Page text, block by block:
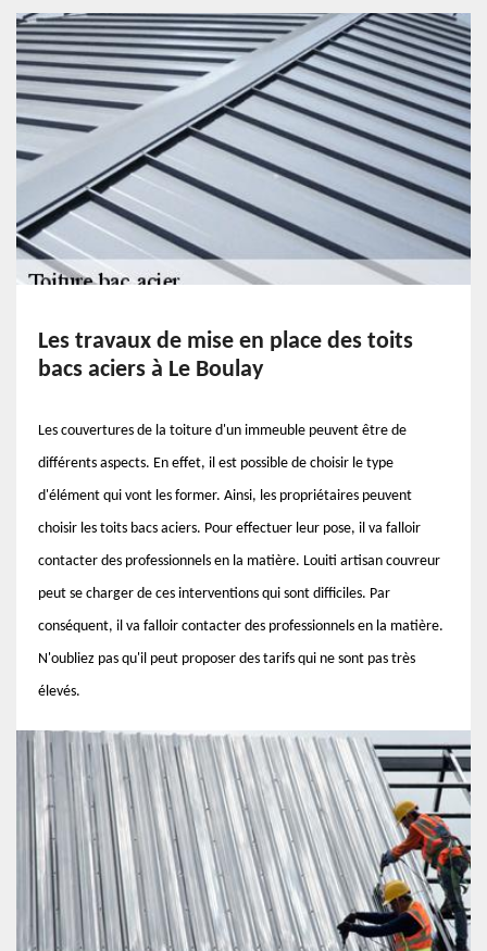
Les travaux de mise en place des toits
bacs aciers à Le Boulay
Les couvertures de la toiture d'un immeuble peuvent être de
différents aspects. En effet, il est possible de choisir le type
d'élément qui vont les former. Ainsi, les propriétaires peuvent
choisir les toits bacs aciers. Pour effectuer leur pose, il va falloir
contacter des professionnels en la matière. Louiti artisan couvreur
peut se charger de ces interventions qui sont difficiles. Par
conséquent, il va falloir contacter des professionnels en la matière.
N'oubliez pas qu'il peut proposer des tarifs qui ne sont pas très
élevés.